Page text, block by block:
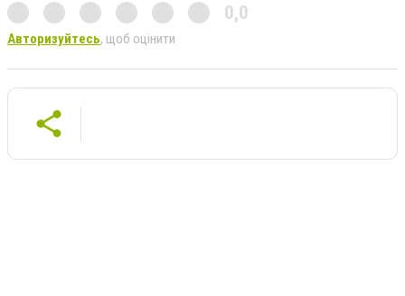
0,0
Авторизуйтесь, щоб оцінити